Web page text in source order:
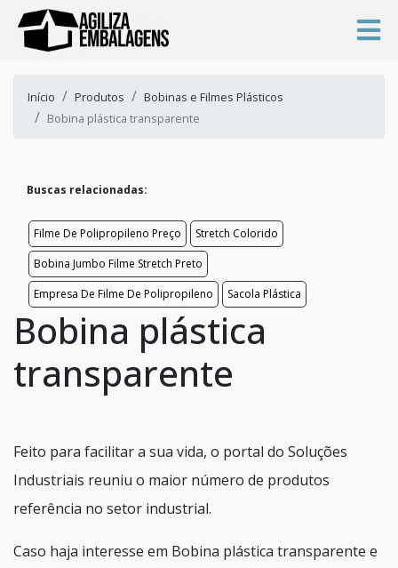
Início Produtos
Bobinas e Filmes Plásticos
Bobina plástica transparente
Buscas relacionadas:
Filme De Polipropileno Preço
Stretch Colorido
Bobina Jumbo Filme Stretch Preto
Empresa De Filme De Polipropileno
Sacola Plástica
Bobina plástica
transparente
Feito para facilitar a sua vida, o portal do Soluções
Industriais reuniu o maior número de produtos
referência no setor industrial.
Caso haja interesse em Bobina plástica transparente e